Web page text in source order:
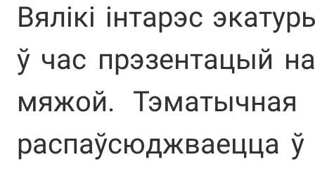
Вялікі інтарэс
ў час прэзентацый
мяжой. Тэматычная
распаўсюджваецца ў